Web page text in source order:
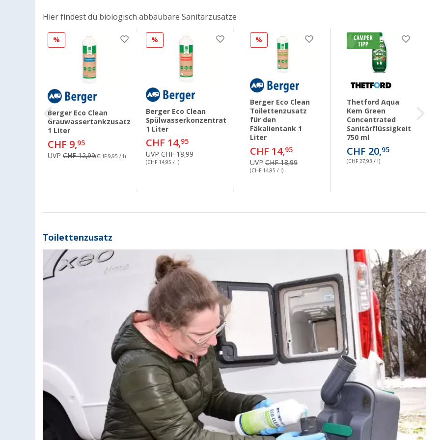
Hier findest du biologisch abbaubare Sanitärzusätze
%
Berger Eco Clean
Grauwassertankzusatz
1 Liter
CHF 9,95
UVP CHF 12,99(CHF 9,95 / l)
%
Berger Eco Clean
Spülwasserkonzentrat
1 Liter
CHF 14,95
UVPCHF 18,99
(CHF 14,95 / l)
%
Berger Eco Clean
Toilettenzusatz
für den
Fäkalientank 1
Liter
CHF 14,95
UVP CHF 18,99
(CHF 14,95 / l)
Thetford Aqua
Kem Green
Concentrated
Sanitärflüssigkeit
750 ml
CHF 20,95
(CHF 27,93 / l)
Toilettenzusatz